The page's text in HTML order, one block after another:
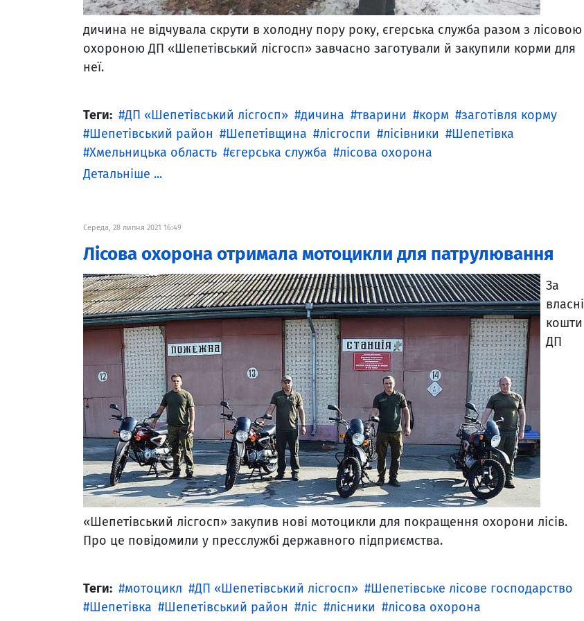
дичина не відчувала скрути в холодну пору року, єгерська служба разом з лісовою
охороною ДП «Шепетівський лісгосп» завчасно заготували й закупили корми для
неї.
Теги: ДП «Шепетівський лісгосп» дичина тварини корм
заготівля корму
Шепетівський район
Шепетівщина лісгоспи лісівники
Шепетівка
Хмельницька область
єгерська служба
лісова охорона
Детальніше ...
Середа, 28 липня 2021 16:49
Лісова охорона отримала мотоцикли для патрулювання
За
власні
кошти
ДП
«Шепетівський лісгосп» закупив нові мотоцикли для покращення охорони лісів.
Про це повідомили у пресслужбі державного підприємства.
Теги: мотоцикл ДП «Шепетівський лісгосп»
Шепетівське лісове господарство
Шепетівка
Шепетівський район ліс лісники лісова охорона